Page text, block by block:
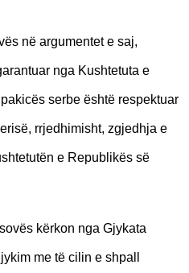
në argumentet e saj,
nga Kushtetuta e
serbe është respektuar
rrjedhimisht, zgjedhja e
e Republikës së
kërkon nga Gjykata
me të cilin e shpall